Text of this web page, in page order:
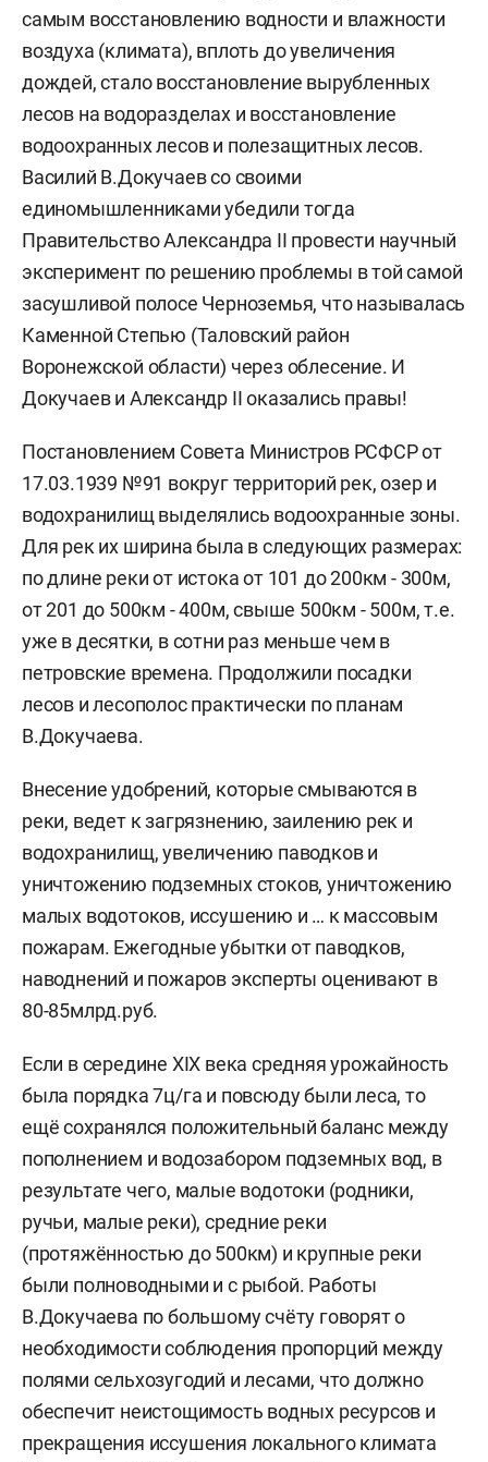
самым восстановлению водности и влажности
воздуха (климата), вплоть до увеличения
дождей, стало восстановление вырубленных
лесов на водоразделах и восстановление
водоохранных лесов и полезащитных лесов.
Василий В.Докучаев со своими
единомышленниками убедили тогда
Правительство Александра II провести научный
эксперимент по решению проблемы в той самой
засушливой полосе Черноземья, что называлась
Каменной Степью (Таловский район
Воронежской области) через облесение. И
Докучаев и Александр II оказались правы!
Постановлением Совета Министров РСФСР от
17.03.1939 №91 вокруг территорий рек, озер и
водохранилищ выделялись водоохранные зоны.
Для рек их ширина была в следующих размерах:
по длине реки от истока от 101 до 200км - 300м,
от 201 до 500км - 400м, свыше 500км - 500м, т.е.
уже в десятки, в сотни раз меньше чем в
петровские времена. Продолжили посадки
лесов и лесополос практически по планам
В.Докучаева.
Внесение удобрений, которые смываются в
реки, ведет к загрязнению, заилению рек и
водохранилищ, увеличению паводков и
уничтожению подземных стоков, уничтожению
малых водотоков, иссушению и … к массовым
пожарам. Ежегодные убытки от паводков,
наводнений и пожаров эксперты оценивают в
80-85млрд.руб.
Если в середине XIX века средняя урожайность
была порядка 7ц/га и повсюду были леса, то
ещё сохранялся положительный баланс между
пополнением и водозабором подземных вод, в
результате чего, малые водотоки (родники,
ручьи, малые реки), средние реки
(протяжённостью до 500км) и крупные реки
были полноводными и с рыбой. Работы
В.Докучаева по большому счёту говорят о
необходимости соблюдения пропорций между
полями сельхозугодий и лесами, что должно
обеспечит неистощимость водных ресурсов и
прекращения иссушения локального климата